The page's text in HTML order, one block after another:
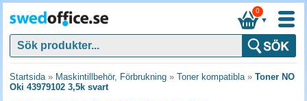
▼
0
Startsida» Maskintillbehör, Förbrukning » Toner kompatibla» Toner NO
Oki 43979102 3,5k svart